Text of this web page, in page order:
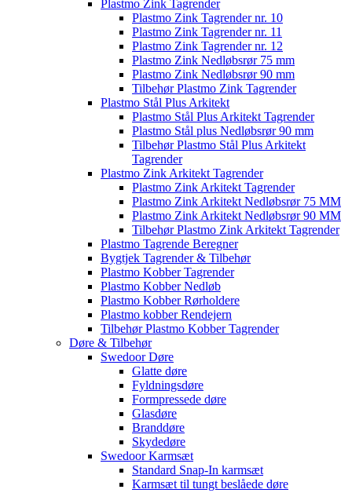
Plastmo Zink Tagrender
Plastmo Zink Tagrender nr. 10
Plastmo Zink Tagrender nr. 11
Plastmo Zink Tagrender nr. 12
Plastmo Zink Nedløbsrør 75 mm
Plastmo Zink Nedløbsrør 90 mm
Tilbehør Plastmo Zink Tagrender
Plastmo Stål Plus Arkitekt
Plastmo Stål Plus Arkitekt Tagrender
Plastmo Stål plus Nedløbsrør 90 mm
Tilbehør Plastmo Stål Plus Arkitekt
Tagrender
Plastmo Zink Arkitekt Tagrender
Plastmo Zink Arkitekt Tagrender
Plastmo Zink Arkitekt Nedløbsrør 75 MM
Plastmo Zink Arkitekt Nedløbsrør 90 MM
Tilbehør Plastmo Zink Arkitekt Tagrender
Plastmo Tagrende Beregner
Bygtjek Tagrender & Tilbehør
Plastmo Kobber Tagrender
Plastmo Kobber Nedløb
Plastmo Kobber Rørholdere
Plastmo kobber Rendejern
Tilbehør Plastmo Kobber Tagrender
Døre & Tilbehør
Swedoor Døre
Glatte døre
Fyldningsdøre
Formpressede døre
Glasdøre
Branddøre
Skydedøre
Swedoor Karmsæt
Standard Snap-In karmsæt
Karmsæt til tungt beslåede døre